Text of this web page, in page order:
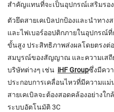
สำคัญแทนที่จะเป็นอุปกรณ์เสริมรอง
ตัวยึดสายเคเบิลปกป้องและนำทา
และไฟเบอร์ออปติกภายในอุปกรณ์
ขั้นสูง ประสิทธิภาพส่งผลโดยตรงต่
สมบูรณ์ของสัญญาณ และความเสถี
บริษัทต่างๆ เช่น iHF Groupซึ่งมีคว
ประกอบการเคลื่อนไหวที่มีความแม่
สายเคเบิลจะต้องสอดคล้องอย่างใ
ระบบอัตโนมัติ 3C